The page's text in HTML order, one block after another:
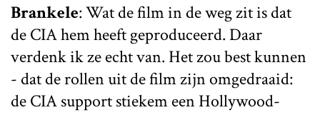
Brankele: Wat de film in de weg zit is dat
de CIA hem heeft geproduceerd. Daar
verdenk ik ze echt van. Het zou best kunnen
- dat de rollen uit de film zijn omgedraaid:
de CIA support stiekem een Hollywood-